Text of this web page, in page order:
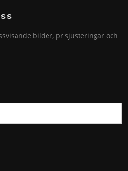
bilder, prisjusteringar och